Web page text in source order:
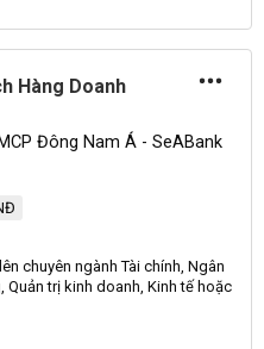
Hàng Doanh
Đông Nam Á - SeABank
chuyên ngànhTài chính, Ngân
Quản trị kinh doanh, Kinh tế hoặc